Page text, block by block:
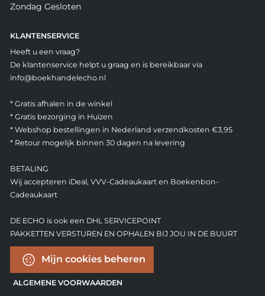
Zondag Gesloten
KLANTENSERVICE
Heeft u een vraag?
De klantenservice helpt u graag en is bereikbaar via
info@boekhandelecho.nl
* Gratis afhalen in de winkel
* Gratis bezorging in Huizen
* Webshop bestellingen in Nederland verzendkosten €3,95
* Retour mogelijk binnen 30 dagen na levering
BETALING
Wij accepteren iDeal, VVV-Cadeaukaart en Boekenbon-
Cadeaukaart
DE ECHO is ook een DHL SERVICEPOINT
PAKKETTEN VERSTUREN EN OPHALEN BIJ JOU IN DE BUURT
Mijn cookies beheren
ALGEMENE VOORWAARDEN